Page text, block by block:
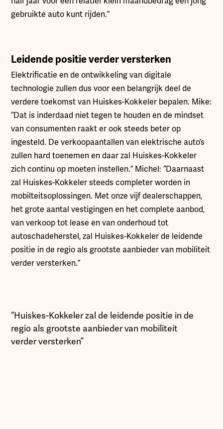
gebruikte auto kunt rijden.”
Leidende positie verder versterken
Elektrificatie en de ontwikkeling van digitale
technologie zullen dus voor een belangrijk deel de
verdere toekomst van Huiskes-Kokkeler bepalen. Mike:
“Dat is inderdaad niet tegen te houden en de mindset
van consumenten raakt er ook steeds beter op
ingesteld. De verkoopaantallen van elektrische auto’s
zullen hard toenemen en daar zal Huiskes-Kokkeler
zich continu op moeten instellen.” Michel: “Daarnaast
zal Huiskes-Kokkeler steeds completer worden in
mobilteitsoplossingen. Met onze vijf dealerschappen,
het grote aantal vestigingen en het complete aanbod,
van verkoop tot lease en van onderhoud tot
autoschadeherstel, zal Huiskes-Kokkeler de leidende
positie in de regio als grootste aanbieder van mobiliteit
verder versterken.”
“Huiskes-Kokkeler zal de leidende positie in de
regio als grootste aanbieder van mobiliteit
verder versterken”